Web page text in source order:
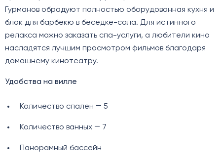
Гурманов обрадуют полностью оборудованная кухня и
блок для барбекю в беседке-сала. Для истинного
релакса можно заказать спа-услуги, а любители кино
насладятся лучшим просмотром фильмов благодаря
домашнему кинотеатру.
Удобства на вилле
Количество спален ― 5
Количество ванных ― 7
Панорамный бассейн